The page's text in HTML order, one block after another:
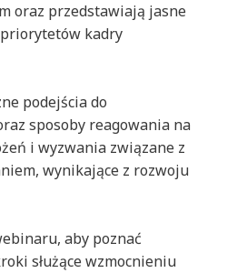
oraz przedstawiają jasne
kadry
podejścia do
sposoby reagowania na
i wyzwania związane z
wynikające z rozwoju
aby poznać
służące wzmocnieniu